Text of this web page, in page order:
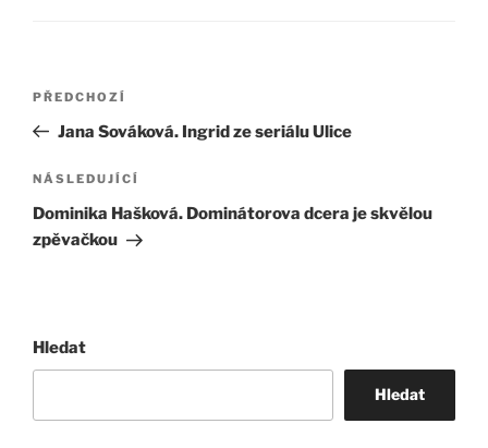
Navigace
příspěvek
Předchozí
příspěvek
PŘEDCHOZÍ
Jana Sováková. Ingrid ze seriálu Ulice
Následující
příspěvek
NÁSLEDUJÍCÍ
Dominika Hašková. Dominátorova dcera je skvělou
zpěvačkou
Hledat
Hledat